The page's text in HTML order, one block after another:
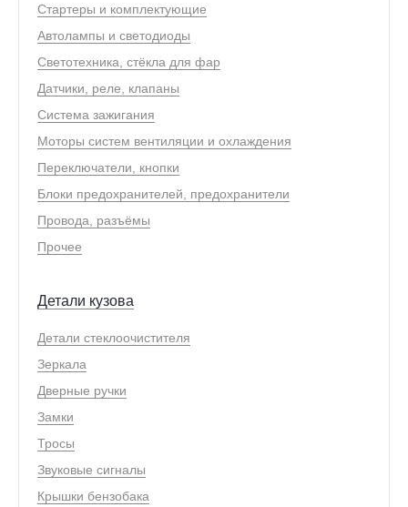
Стартеры и комплектующие
Автолампы и светодиоды
Светотехника, стёкла для фар
Датчики, реле, клапаны
Система зажигания
Моторы систем вентиляции и охлаждения
Переключатели, кнопки
Блоки предохранителей, предохранители
Провода, разъёмы
Прочее
Детали кузова
Детали стеклоочистителя
Зеркала
Дверные ручки
Замки
Тросы
Звуковые сигналы
Крышки бензобака